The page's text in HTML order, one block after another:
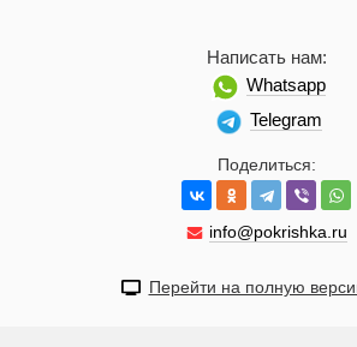
Поделиться:
info@pokrishka.ru
Написать нам:
Whatsapp
Telegram
Перейти на полную